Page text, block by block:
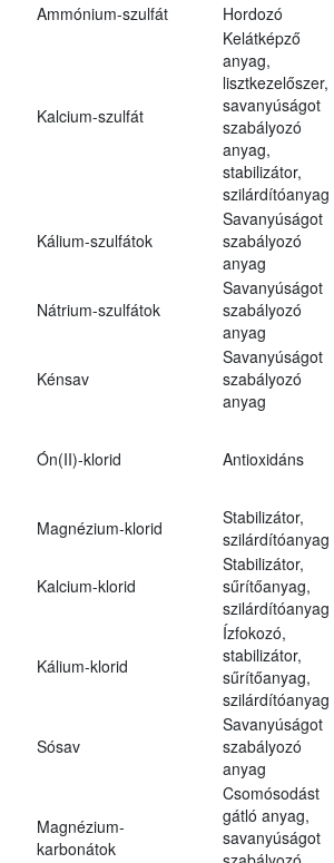
Ammónium-szulfát Hordozó
Kalcium-szulfát
Kelátképző
anyag,
lisztkezelőszer,
savanyúságot
szabályozó
anyag,
stabilizátor,
szilárdítóanyag
Kálium-szulfátok
Savanyúságot
szabályozó
anyag
Nátrium-szulfátok
Savanyúságot
szabályozó
anyag
Kénsav
Savanyúságot
szabályozó
anyag
Ón(II)-klorid Antioxidáns
Magnézium-klorid
Stabilizátor,
szilárdítóanyag
Kalcium-klorid
Stabilizátor,
sűrítőanyag,
szilárdítóanyag
Kálium-klorid
Ízfokozó,
stabilizátor,
sűrítőanyag,
szilárdítóanyag
Sósav
Savanyúságot
szabályozó
anyag
Magnézium-
karbonátok
Csomósodást
gátló anyag,
savanyúságot